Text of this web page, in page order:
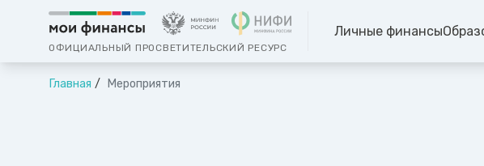
ОФИЦИАЛЬНЫЙ ПРОСВЕТИТЕЛЬСКИЙ РЕСУРС
Личные финансы
Главная Мероприятия